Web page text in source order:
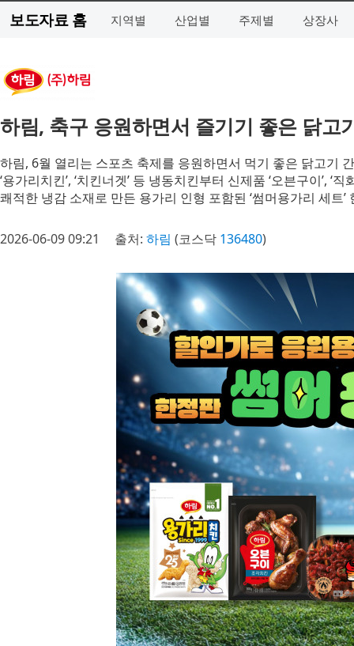
보도자료 홈 지역별 산업별 주제별 상장사
하림, 축구 응원하면서 즐기기 좋은 닭고
하림, 6월 열리는 스포츠 축제를 응원하면서 먹기 좋은 닭고기
‘용가리치킨’, ‘치킨너겟’ 등 냉동치킨부터 신제품 ‘오븐구이’, ‘
쾌적한 냉감 소재로 만든 용가리 인형 포함된 ‘썸머용가리 세트
2026-06-09 09:21 출처: 하림 (코스닥 136480)